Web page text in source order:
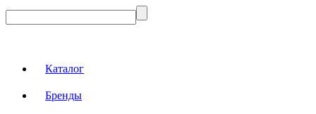
Каталог
Бренды